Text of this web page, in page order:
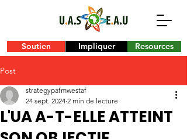
Soutien Impliquer Resources
Post
L'UA A-T-ELLE ATTEINT
strategypafmwestaf
24 sept. 2024 2 min de lecture